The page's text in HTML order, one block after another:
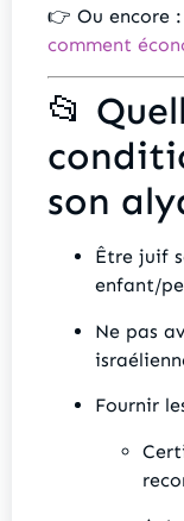
👉 Ou encore :
comment
📂
son
Être juif
enfant/
Ne pas
Fournir